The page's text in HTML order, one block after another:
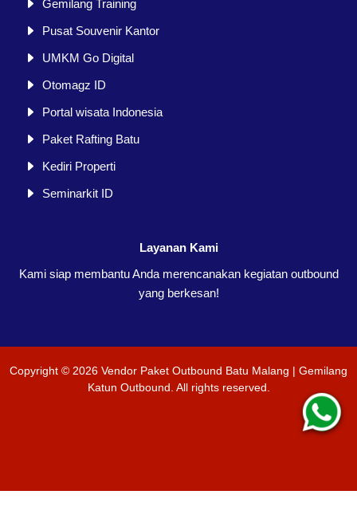
Gemilang Training
Pusat Souvenir Kantor
UMKM Go Digital
Otomagz ID
Portal wisata Indonesia
Paket Rafting Batu
Kediri Properti
Seminarkit ID
Layanan Kami
Kami siap membantu Anda merencanakan kegiatan outbound
yang berkesan!
Copyright © 2026 Vendor Paket Outbound Batu Malang | Gemilang
Katun Outbound . All rights reserved.